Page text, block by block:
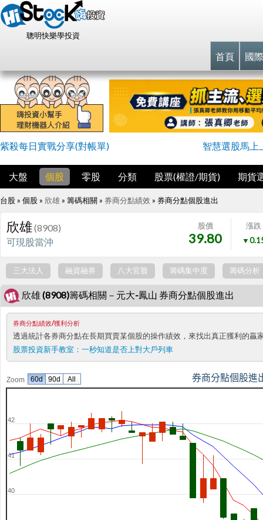
聰明快樂學投資
首頁 國
紫殺每日實戰分享(對帳單) 智慧選股馬上
大盤 個股 零股 分類 股票(權證/期貨) 期貨
台股 » 個股 » 欣雄 » 籌碼相關 » 券商分點績效 » 券商分點個股進出
欣雄(8908)
可現股當沖
股價
39.80
漲跌
三大法人 融資融券 八大官股 籌碼集中度 籌碼分析
欣雄 (8908)籌碼相關－元大-鳳山 券商分點個股進出
券商分點績效/獲利分析
透過統計各券商分點在長期買賣某個股的操作績效，來找出真正獲利的
股票投資新手教室： 一秒知道是否上對大戶列車
Zoom 券商分點個股進
40
41
42
60d 90d All